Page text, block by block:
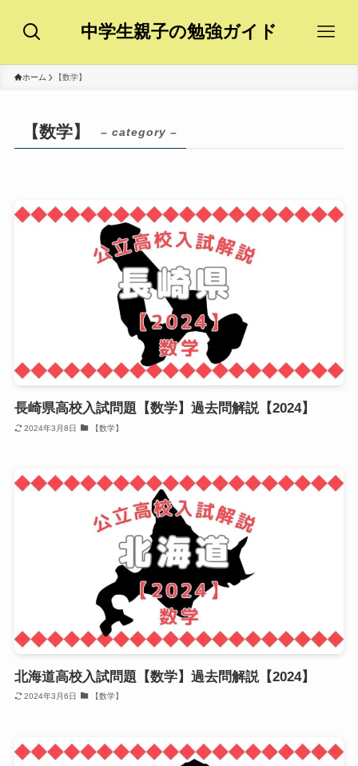
中学生親子の勉強ガイド
ホーム 【数学】
【数学】 – category –
長崎県高校入試問題【数学】過去問解説【2024】
2024年3月8日 【数学】
北海道高校入試問題【数学】過去問解説【2024】
2024年3月6日 【数学】